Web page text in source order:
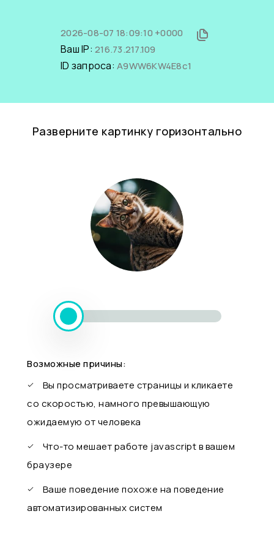
2026-08-07 18:09:10 +0000
Ваш IP: 216.73.217.109
ID запроса: A9WW6KW4E8c1
Разверните картинку горизонтально
Возможные причины:
Вы просматриваете страницы и кликаете
со скоростью, намного превышающую
ожидаемую от человека
Что-то мешает работе javascript в вашем
браузере
Ваше поведение похоже на поведение
автоматизированных систем